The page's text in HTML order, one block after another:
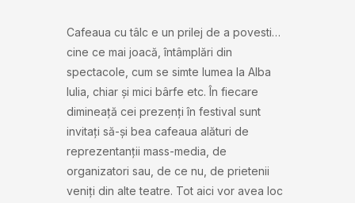
Cafeaua cu tâlc e un prilej de a povesti…
cine ce mai joacă, întâmplări din
spectacole, cum se simte lumea la Alba
Iulia, chiar și mici bârfe etc. În fiecare
dimineață cei prezenți în festival sunt
invitați să-și bea cafeaua alături de
reprezentanții mass-media, de
organizatori sau, de ce nu, de prietenii
veniți din alte teatre. Tot aici vor avea loc